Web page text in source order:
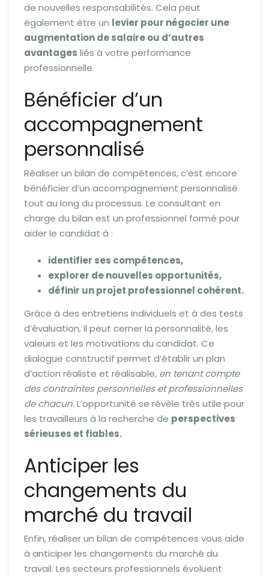
de nouvelles responsabilités. Cela peut
également être un levier pour négocier une
augmentation de salaire ou d’autres
avantages liés à votre performance
professionnelle.
Bénéficier d’un
accompagnement
personnalisé
Réaliser un bilan de compétences, c’est encore
bénéficier d’un accompagnement personnalisé
tout au long du processus. Le consultant en
charge du bilan est un professionnel formé pour
aider le candidat à :
identifier ses compétences,
explorer de nouvelles opportunités,
définir un projet professionnel cohérent.
Grâce à des entretiens individuels et à des tests
d’évaluation, il peut cerner la personnalité, les
valeurs et les motivations du candidat. Ce
dialogue constructif permet d’établir un plan
d’action réaliste et réalisable, en tenant compte
des contraintes personnelles et professionnelles
de chacun.L’opportunité se révèle très utile pour
les travailleurs à la recherche de perspectives
sérieuses et fiables.
Anticiper les
changements du
marché du travail
Enfin, réaliser un bilan de compétences vous aide
à anticiper les changements du marché du
travail. Les secteurs professionnels évoluent